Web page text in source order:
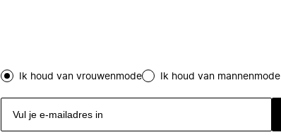
Ik houd van vrouwenmode Ik houd van mannenmode